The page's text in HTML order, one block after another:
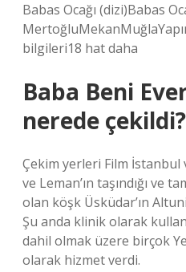
Babas Ocağı (dizi)Babas
bilgileri18 hat daha
Baba Beni
nerede çekildi?
Çekim yerleri Film İstanbul
ve Leman’ın taşındığı ve
olan köşk Üsküdar’ın
Şu anda klinik olarak
dahil olmak üzere birçok
olarak hizmet verdi.